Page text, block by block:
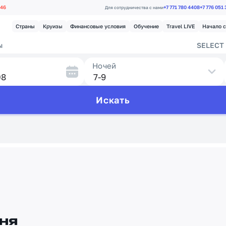
Для сотрудничества с нами+7 771 780 4408+7 776 051
Страны Круизы Финансовые условия Обучение Travel LIVE Начало
Ночей
Искать